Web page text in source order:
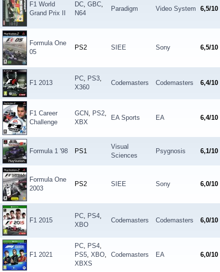
F1 World
Grand Prix II
DC, GBC,
N64
Paradigm Video System 6,5/10
Formula One
05
PS2 SIEE Sony 6,5/10
F1 2013
PC, PS3,
X360
Codemasters Codemasters 6,4/10
F1 Career
Challenge
GCN, PS2,
XBX
EA Sports EA 6,4/10
Formula 1 '98 PS1
Visual
Sciences
Psygnosis 6,1/10
Formula One
2003
PS2 SIEE Sony 6,0/10
F1 2015
PC, PS4,
XBO
Codemasters Codemasters 6,0/10
F1 2021
PC, PS4,
PS5, XBO,
XBXS
Codemasters EA 6,0/10